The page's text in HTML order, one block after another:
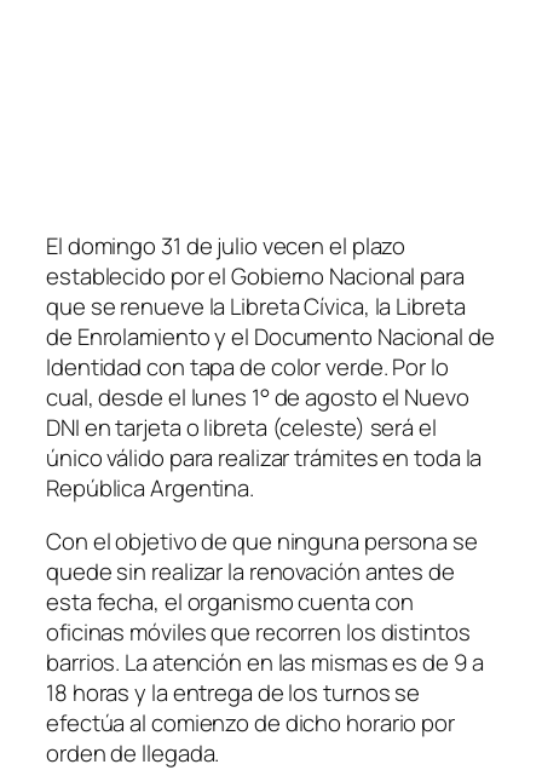
El domingo 31 de julio vecen el plazo
establecido por el Gobierno Nacional para
que se renueve la Libreta Cívica, la Libreta
de Enrolamiento y el Documento Nacional de
Identidad con tapa de color verde. Por lo
cual, desde el lunes 1° de agosto el Nuevo
DNI en tarjeta o libreta (celeste) será el
único válido para realizar trámites en toda la
República Argentina.
Con el objetivo de que ninguna persona se
quede sin realizar la renovación antes de
esta fecha, el organismo cuenta con
oficinas móviles que recorren los distintos
barrios. La atención en las mismas es de 9 a
18 horas y la entrega de los turnos se
efectúa al comienzo de dicho horario por
orden de llegada.